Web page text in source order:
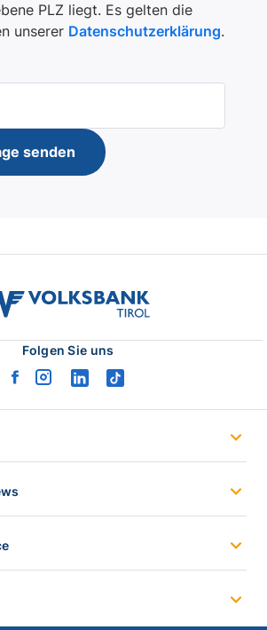
PLZ liegt. Es gelten die
unserer Datenschutzerklärung.
senden
volksbank
Folgen Sie uns
facebook
instagram
linkedintiktok